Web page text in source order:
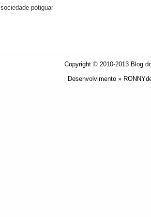
sociedade potiguar
Copyright © 2010-2013 Blog
Desenvolvimento »